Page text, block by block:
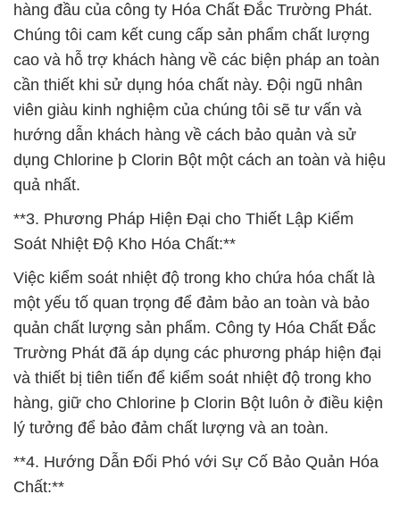
hàng đầu của công ty Hóa Chất Đắc Trường Phát.
Chúng tôi cam kết cung cấp sản phẩm chất lượng
cao và hỗ trợ khách hàng về các biện pháp an toàn
cần thiết khi sử dụng hóa chất này. Đội ngũ nhân
viên giàu kinh nghiệm của chúng tôi sẽ tư vấn và
hướng dẫn khách hàng về cách bảo quản và sử
dụng Chlorine þ Clorin Bột một cách an toàn và hiệu
quả nhất.
**3. Phương Pháp Hiện Đại cho Thiết Lập Kiểm
Soát Nhiệt Độ Kho Hóa Chất:**
Việc kiểm soát nhiệt độ trong kho chứa hóa chất là
một yếu tố quan trọng để đảm bảo an toàn và bảo
quản chất lượng sản phẩm. Công ty Hóa Chất Đắc
Trường Phát đã áp dụng các phương pháp hiện đại
và thiết bị tiên tiến để kiểm soát nhiệt độ trong kho
hàng, giữ cho Chlorine þ Clorin Bột luôn ở điều kiện
lý tưởng để bảo đảm chất lượng và an toàn.
**4. Hướng Dẫn Đối Phó với Sự Cố Bảo Quản Hóa
Chất:**